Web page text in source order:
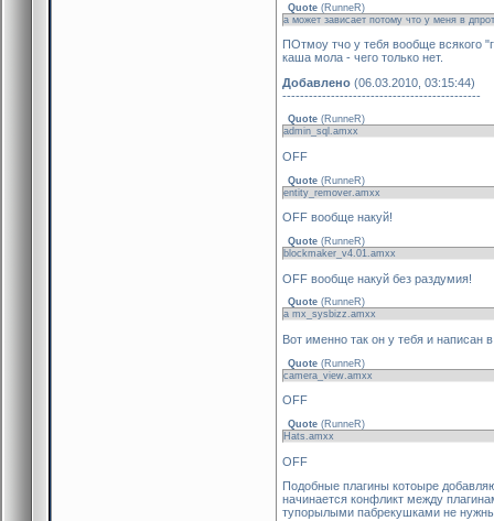
Quote (RunneR)
а может зависает потому что у меня в
ПОтмоу тчо у тебя вообще всякого
каша мола - чего только нет.
Добавлено (06.03.2010, 03:15:44)
---------------------------------------------
Quote (RunneR)
admin_sql.amxx
OFF
Quote (RunneR)
entity_remover.amxx
OFF вообще накуй!
Quote (RunneR)
blockmaker_v4.01.amxx
OFF вообще накуй без раздумия!
Quote (RunneR)
a mx_sysbizz.amxx
Вот именно так он у тебя и написан
Quote (RunneR)
camera_view.amxx
OFF
Quote (RunneR)
Hats.amxx
OFF
Подобные плагины котоыре
начинается конфликт между
тупорылыми пабрекушками не